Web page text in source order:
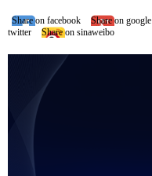
Share on facebook Share on google
twitter
Share on sinaweibo